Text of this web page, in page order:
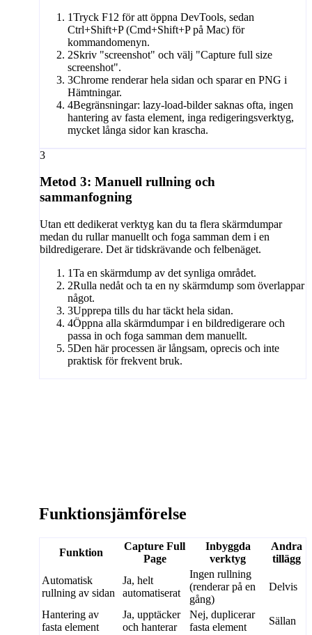
1Tryck F12 för att öppna DevTools, sedan
Ctrl+Shift+P (Cmd+Shift+P på Mac) för
kommandomenyn.
2Skriv "screenshot" och välj "Capture full size
screenshot".
3Chrome renderar hela sidan och sparar en PNG i
Hämtningar.
4Begränsningar: lazy-load-bilder saknas ofta, ingen
hantering av fasta element, inga redigeringsverktyg,
mycket långa sidor kan krascha.
3
Metod 3: Manuell rullning och
sammanfogning
Utan ett dedikerat verktyg kan du ta flera skärmdumpar
medan du rullar manuellt och foga samman dem i en
bildredigerare. Det är tidskrävande och felbenäget.
1Ta en skärmdump av det synliga området.
2Rulla nedåt och ta en ny skärmdump som överlappar
något.
3Upprepa tills du har täckt hela sidan.
4Öppna alla skärmdumpar i en bildredigerare och
passa in och foga samman dem manuellt.
5Den här processen är långsam, oprecis och inte
praktisk för frekvent bruk.
Funktionsjämförelse
Funktion
Capture Full
Page
Inbyggda
verktyg
Andra
tillägg
Automatisk
rullning av sidan
Ja, helt
automatiserat
Ingen rullning
(renderar på en
gång)
Delvis
Hantering av
fasta element
Ja, upptäcker
och hanterar
Nej, duplicerar
fasta element
Sällan